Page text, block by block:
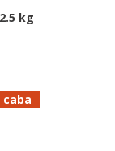
kg